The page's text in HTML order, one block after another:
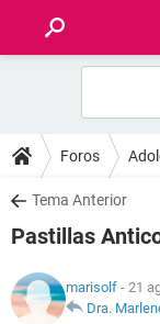
FORUMS
SALUD
NUTRICIÓN
Foros
Tema Anterior
Pastillas
marisolf - 21
Dra.